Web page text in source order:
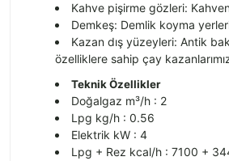
Kahve pişirme gözleri:
Demkeş: Demlik koyma
Kazan dış yüzeyleri: Antik
özelliklere sahip çay
Teknik Özellikler
Doğalgaz m³/h : 2
Lpg kg/h : 0.56
Elektrik kW : 4
Lpg + Rez kcal/h : 7100 +